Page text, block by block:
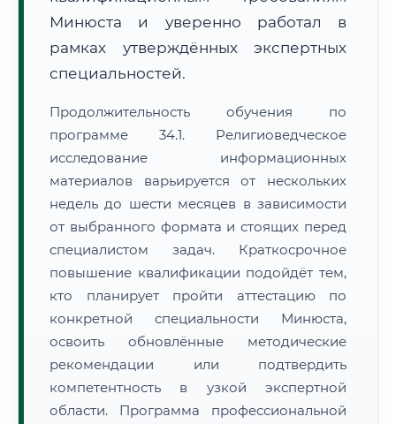
Минюста и уверенно работал в
рамках утверждённых экспертных
специальностей.
Продолжительность обучения по
программе 34.1. Религиоведческое
исследование информационных
материалов варьируется от нескольких
недель до шести месяцев в зависимости
от выбранного формата и стоящих перед
специалистом задач. Краткосрочное
повышение квалификации подойдёт тем,
кто планирует пройти аттестацию по
конкретной специальности Минюста,
освоить обновлённые методические
рекомендации или подтвердить
компетентность в узкой экспертной
области. Программа профессиональной